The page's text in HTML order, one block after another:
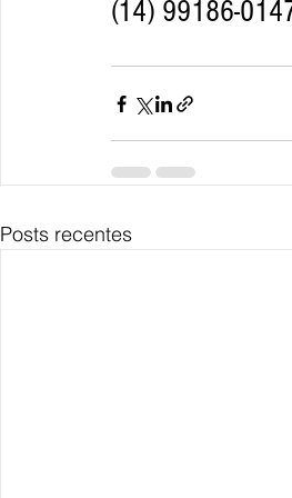
(14) 99186-
Posts recentes